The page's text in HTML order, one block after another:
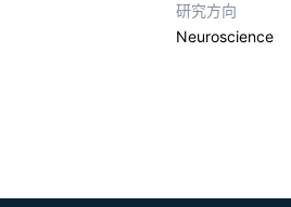
研究方向
Neuroscience